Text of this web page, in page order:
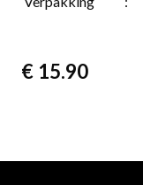
€ 15.90